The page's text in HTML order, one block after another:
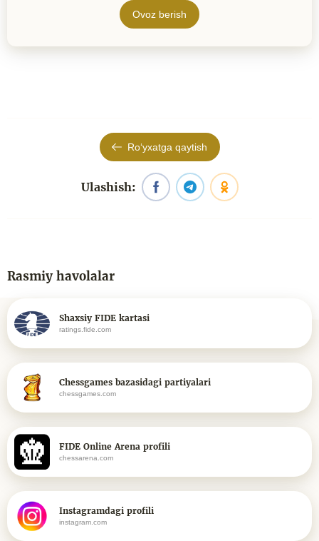
Ovoz berish
Roʻyxatga qaytish
Ulashish:
Rasmiy havolalar
Shaxsiy FIDE kartasi
ratings.fide.com
Chessgames bazasidagi partiyalari
chessgames.com
FIDE Online Arena profili
chessarena.com
Instagramdagi profili
instagram.com